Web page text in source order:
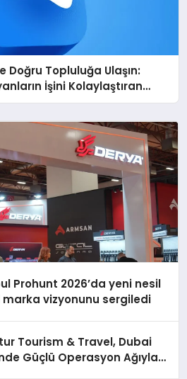
Doğru Topluluğa Ulaşın:
İşini Kolaylaştıran
Prohunt 2026’da yeni nesil
vizyonunu sergiledi
Tourism & Travel, Dubai
Güçlü Operasyon Ağıyla